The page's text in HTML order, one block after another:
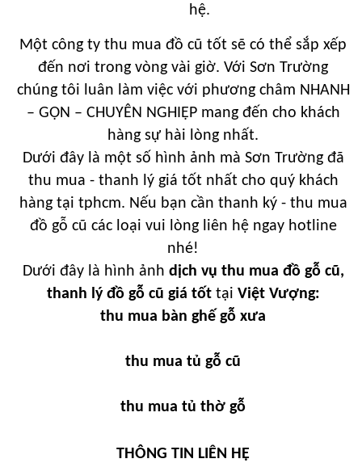
hệ.
Một công ty thu mua đồ cũ tốt sẽ có thể sắp xếp
đến nơi trong vòng vài giờ. Với Sơn Trường
chúng tôi luân làm việc với phương châm NHANH
– GỌN – CHUYÊN NGHIỆP mang đến cho khách
hàng sự hài lòng nhất.
Dưới đây là một số hình ảnh mà Sơn Trường đã
thu mua - thanh lý giá tốt nhất cho quý khách
hàng tại tphcm. Nếu bạn cần thanh ký - thu mua
đồ gỗ cũ các loại vui lòng liên hệ ngay hotline
nhé!
Dưới đây là hình ảnh dịch vụ thu mua đồ gỗ cũ,
thanh lý đồ gỗ cũ giá tốttại Việt Vượng:
thu mua bàn ghế gỗ xưa
thu mua tủ gỗ cũ
thu mua tủ thờ gỗ
THÔNG TIN LIÊN HỆ